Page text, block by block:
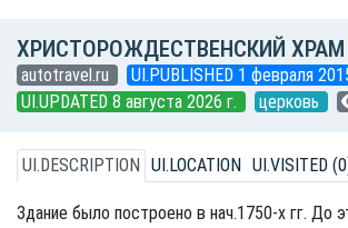
ХРИСТОРОЖДЕСТВЕНСКИЙ ХРАМ
autotravel.ru
UI.PUBLISHED 1 февраля
UI.UPDATED 8 августа 2026 г.
церковь
UI.DESCRIPTION UI.LOCATION UI.VISITED
Здание было построено в нач.1750-х гг. До